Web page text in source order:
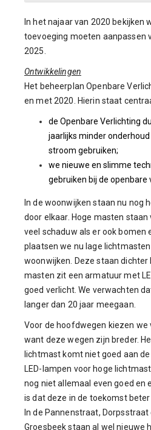
In het najaar van 2020 bekijken
toevoeging moeten aanpassen
2025.
Ontwikkelingen
Het beheerplan Openbare
en met 2020. Hierin staat
de Openbare Verlichting
jaarlijks minder
stroom gebruiken;
we nieuwe en slimme
gebruiken bij de openbare
In de woonwijken staan nu nog
door elkaar. Hoge masten
veel schaduw als er ook bomen
plaatsen we nu lage
woonwijken. Deze staan dichter
masten zit een armatuur met
goed verlicht. We verwachten
langer dan 20 jaar meegaan.
Voor de hoofdwegen kiezen we
want deze wegen zijn breder.
lichtmast komt niet goed aan
LED-lampen voor hoge
nog niet allemaal even goed en
is dat deze in de toekomst
In de Pannenstraat,
Groesbeek staan al wel nieuwe